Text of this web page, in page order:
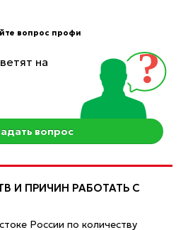
вопрос профи
на
вопрос
И ПРИЧИН РАБОТАТЬ С
России по количеству